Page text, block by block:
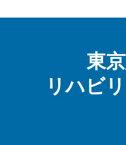
東
リハビ